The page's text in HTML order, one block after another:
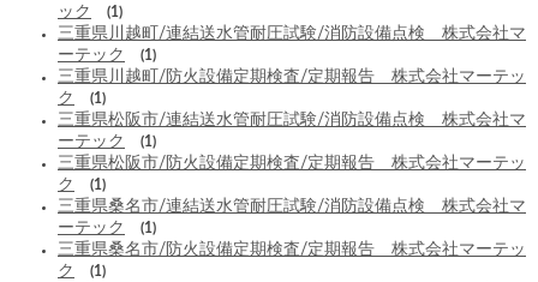
ック
(1)
三重県川越町/連結送水管耐圧試験/消防設備点検 株式会社マ
ーテック
(1)
三重県川越町/防火設備定期検査/定期報告 株式会社マーテッ
ク
(1)
三重県松阪市/連結送水管耐圧試験/消防設備点検 株式会社マ
ーテック
(1)
三重県松阪市/防火設備定期検査/定期報告 株式会社マーテッ
ク
(1)
三重県桑名市/連結送水管耐圧試験/消防設備点検 株式会社マ
ーテック
(1)
三重県桑名市/防火設備定期検査/定期報告 株式会社マーテッ
ク
(1)